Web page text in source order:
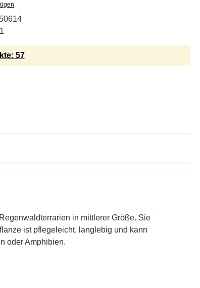
57
in mittlerer Größe. Sie
ist pflegeleicht, langlebig und kann
oder Amphibien.